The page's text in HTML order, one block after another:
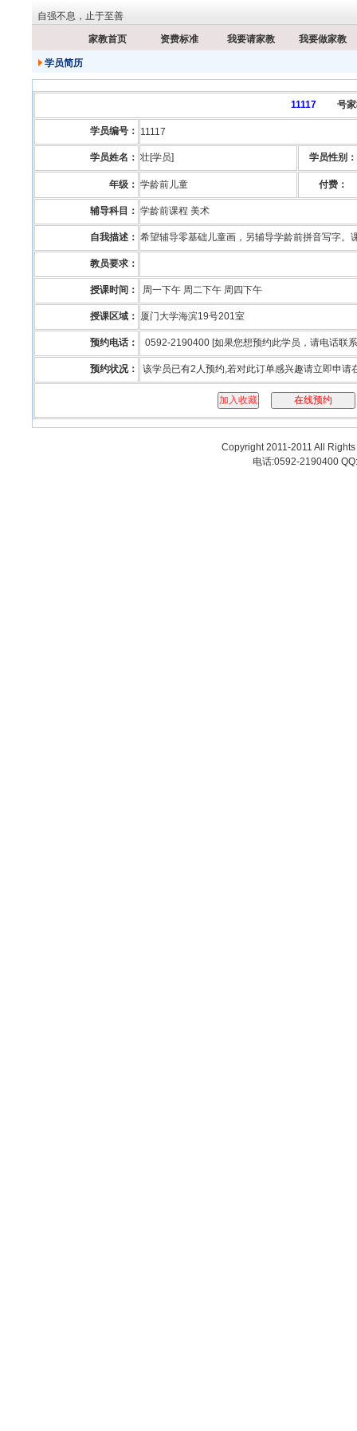
自强不息，止于至善
家教首页 资费标准 我要请家教 我要做家教
学员简历
11117 号
学员编号： 11117
学员姓名： 壮[学员] 学员性别：
年级： 学龄前儿童 付费：
辅导科目： 学龄前课程 美术
自我描述： 希望辅导零基础儿童画，另辅导学龄前拼音写字。
教员要求：
授课时间： 周一下午 周二下午 周四下午
授课区域： 厦门大学海滨19号201室
预约电话： 0592-2190400 [如果您想预约此学员，请电话联
预约状况： 该学员已有2人预约,若对此订单感兴趣请立即申请
Copyright 2011-2011 All
电话:0592-2190400